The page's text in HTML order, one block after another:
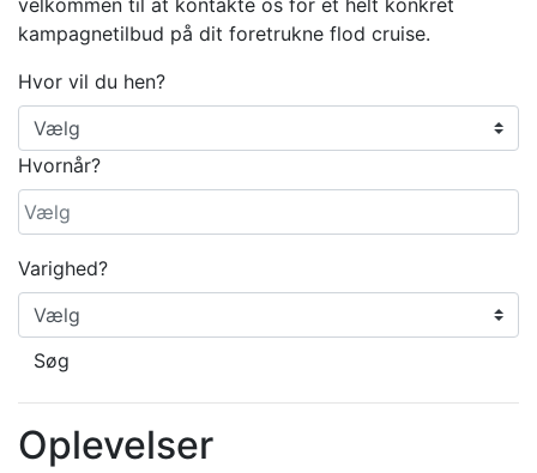
kampagnetilbud på dit foretrukne flod cruise.
Hvor vil du hen?
Hvornår?
Varighed?
Søg
Oplevelser